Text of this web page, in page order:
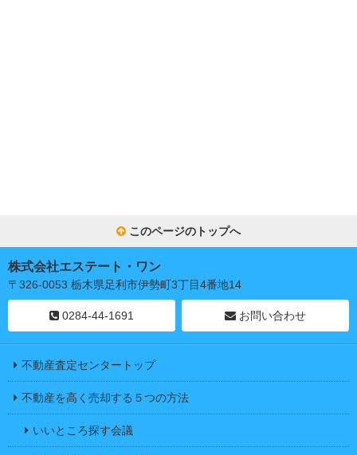
このページのトップへ
株式会社エステート・ワン
〒326-0053 栃木県足利市伊勢町3丁目4番地14
0284-44-1691 お問い合わせ
不動産査定センタートップ
不動産を高く売却する５つの方法
いいところ探す会議